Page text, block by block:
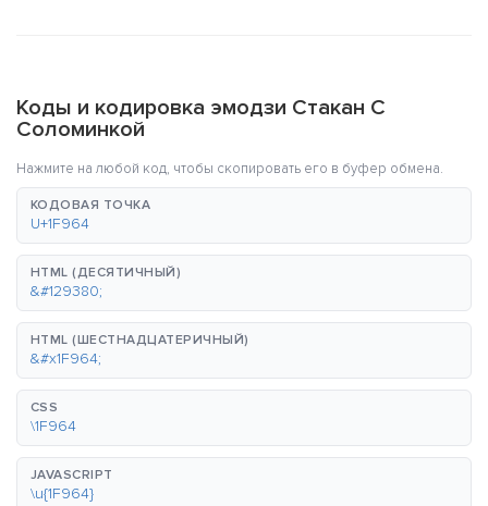
Коды и кодировка эмодзи Стакан С
Соломинкой
Нажмите на любой код, чтобы скопировать его в буфер обмена.
КОДОВАЯ ТОЧКА
U+1F964
HTML (ДЕСЯТИЧНЫЙ)
&#129380;
HTML (ШЕСТНАДЦАТЕРИЧНЫЙ)
&#x1F964;
CSS
\1F964
JAVASCRIPT
\u{1F964}